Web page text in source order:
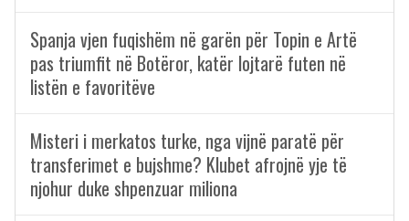
Spanja vjen fuqishëm në garën për Topin e Artë
pas triumfit në Botëror, katër lojtarë futen në
listën e favoritëve
Misteri i merkatos turke, nga vijnë paratë për
transferimet e bujshme? Klubet afrojnë yje të
njohur duke shpenzuar miliona